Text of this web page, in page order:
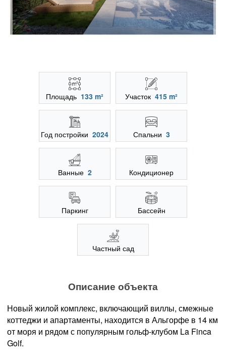
Площадь 133 m² Участок 415 m²
Год постройки 2024 Спальни 3
Ванные 2 Кондиционер
Паркинг Бассейн
Частный сад
Описание объекта
Новый жилой комплекс, включающий виллы, смежные
коттеджи и апартаменты, находится в Альгорфе в 14 км
от моря и рядом с популярным гольф-клубом La Finca
Golf.